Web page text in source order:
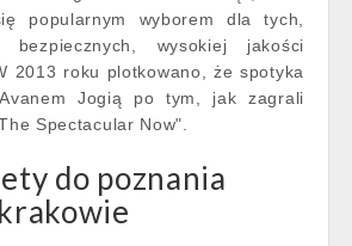
popularnym wyborem dla tych,
bezpiecznych, wysokiej jakości
2013 roku plotkowano, że spotyka
Jogią po tym, jak zagrali
Spectacular Now".
do poznania